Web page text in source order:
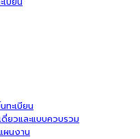
ทะเบียน
ดี่ยวและแบบควบรวม
ผนงาน